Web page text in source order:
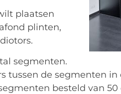
plaatsen
plinten,
segmenten.
tussen de segmenten in
besteld van